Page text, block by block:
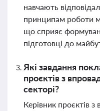
навчають
принципам роботи
що сприяє
підготовці до
Які завдання
проєктів з
секторі?
Керівник проєктів